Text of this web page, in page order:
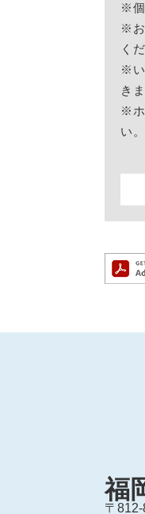
※個
※お
く
※い
き
※ホ
い。
福
〒